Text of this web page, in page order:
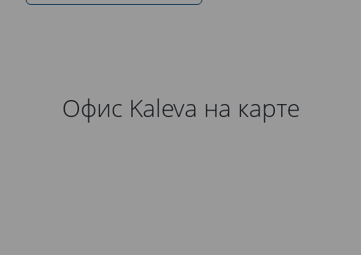
Офис Kaleva на карте